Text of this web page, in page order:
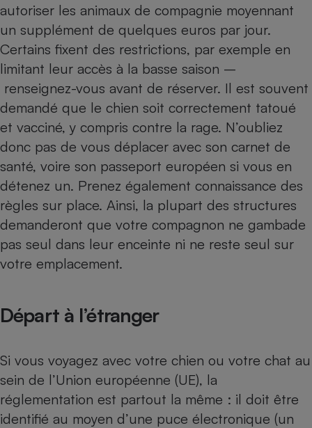
autoriser les animaux de compagnie moyennant
un supplément de quelques euros par jour.
Certains fixent des restrictions, par exemple en
limitant leur accès à la basse saison –
renseignez-vous avant de réserver. Il est souvent
demandé que le chien soit correctement tatoué
et vacciné, y compris contre la rage. N’oubliez
donc pas de vous déplacer avec son carnet de
santé, voire son passeport européen si vous en
détenez un. Prenez également connaissance des
règles sur place. Ainsi, la plupart des structures
demanderont que votre compagnon ne gambade
pas seul dans leur enceinte ni ne reste seul sur
votre emplacement.
Départ à l’étranger
Si vous voyagez avec votre chien ou votre chat au
sein de l’Union européenne (UE), la
réglementation est partout la même : il doit être
identifié au moyen d’une puce élec­tronique (un
Robot ménager